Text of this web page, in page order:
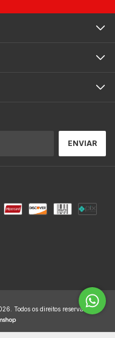
Todos os direitos reservados.